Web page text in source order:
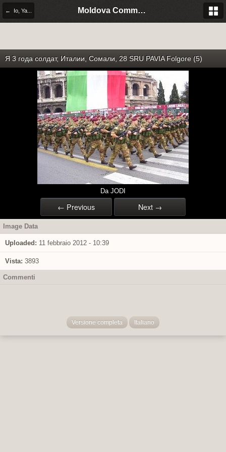
← Io, Ya... Moldova Community Italia
Я 3 года солдат, Италии, Сомали, 28 SRU PAVIA Folgore (5)
Da JODI
← Previous Next →
Image Data
Uploaded: 11 febbraio 2012 - 10:39
Vista: 3893
Commenti
Versione completa Italiano